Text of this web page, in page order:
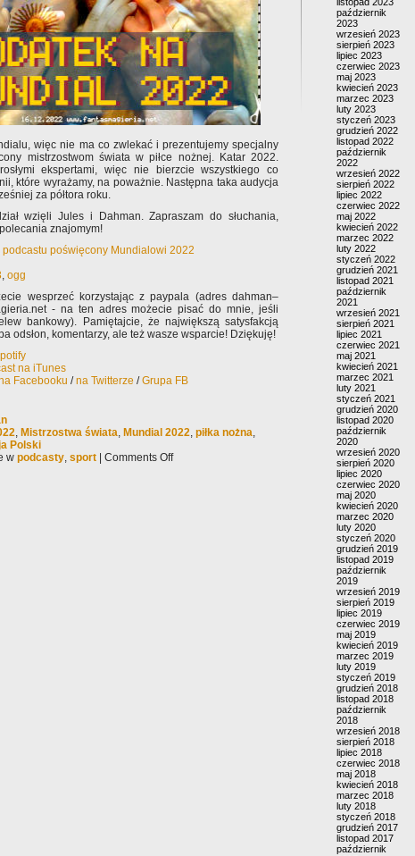
więc nie ma co zwlekać i prezentujemy specjalny
mistrzostwom świata w piłce nożnej. Katar 2022.
ekspertami, więc nie bierzcie wszystkiego co
które wyrażamy, na poważnie. Następna taka audycja
za półtora roku.
wzięli Jules i Dahman. Zapraszam do słuchania,
znajomym!
poświęcony Mundialowi 2022
, ogg
wesprzeć korzystając z paypala (adres dahman–
- na ten adres możecie pisać do mnie, jeśli
bankowy). Pamiętajcie, że największą satysfakcją
odsłon, komentarzy, ale też wasze wsparcie! Dziękuję!
na iTunes
Facebooku /na Twitterze /Grupa FB
, Mistrzostwa świata, Mundial 2022, piłka nożna,
Polski
w podcasty, sport Comments Off
październik
2023
wrzesień 2023
sierpień 2023
lipiec 2023
czerwiec 2023
maj 2023
kwiecień 2023
marzec 2023
luty 2023
styczeń 2023
grudzień 2022
listopad 2022
październik
2022
wrzesień 2022
sierpień 2022
lipiec 2022
czerwiec 2022
maj 2022
kwiecień 2022
marzec 2022
luty 2022
styczeń 2022
grudzień 2021
listopad 2021
październik
2021
wrzesień 2021
sierpień 2021
lipiec 2021
czerwiec 2021
maj 2021
kwiecień 2021
marzec 2021
luty 2021
styczeń 2021
grudzień 2020
listopad 2020
październik
2020
wrzesień 2020
sierpień 2020
lipiec 2020
czerwiec 2020
maj 2020
kwiecień 2020
marzec 2020
luty 2020
styczeń 2020
grudzień 2019
listopad 2019
październik
2019
wrzesień 2019
sierpień 2019
lipiec 2019
czerwiec 2019
maj 2019
kwiecień 2019
marzec 2019
luty 2019
styczeń 2019
grudzień 2018
listopad 2018
październik
2018
wrzesień 2018
sierpień 2018
lipiec 2018
czerwiec 2018
maj 2018
kwiecień 2018
marzec 2018
luty 2018
styczeń 2018
grudzień 2017
listopad 2017
październik